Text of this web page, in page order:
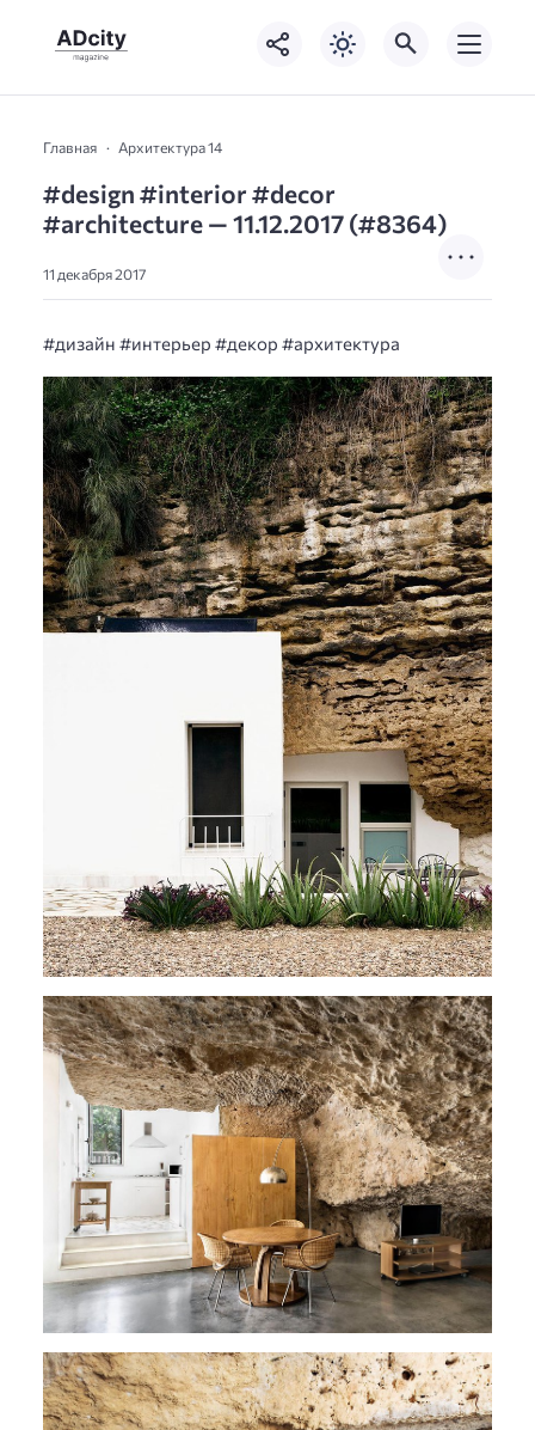
Главная Архитектура 14
#design #interior #decor
#architecture — 11.12.2017 (#8364)
11 декабря 2017
#дизайн #интерьер #декор #архитектура